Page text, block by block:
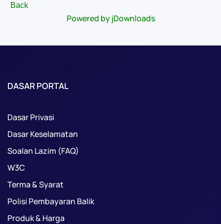
Back
Powered by jDownloads
DASAR PORTAL
Dasar Privasi
Dasar Keselamatan
Soalan Lazim (FAQ)
W3C
Terma & Syarat
Polisi Pembayaran Balik
Produk & Harga